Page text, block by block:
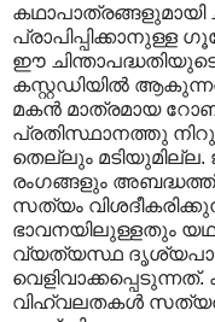
കഥാപാത്രങ്ങളുമായി
ഈ
കസ്റ്റഡിയിൽ
മകൻ മാത്രമായ
പ്രതിസ്ഥാ‍നത്തു
തെല്ലും
രംഗങ്ങളും
സത്യം
ഭാവനയിലുള്ളതും
വ്യത്യസ്ഥ
വിഹ്വലതകൾ